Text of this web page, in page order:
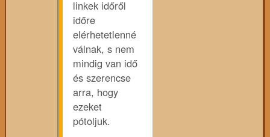
linkek időről
időre
elérhetetlenné
válnak, s nem
mindig van idő
és szerencse
arra, hogy
ezeket
pótoljuk.